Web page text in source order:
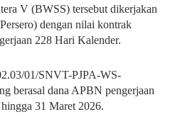
V (BWSS) tersebut dikerjakan
dengan nilai kontrak
228 Hari Kalender.
01/SNVT-PJPA-WS-
berasal dana APBN pengerjaan
31 Maret 2026.